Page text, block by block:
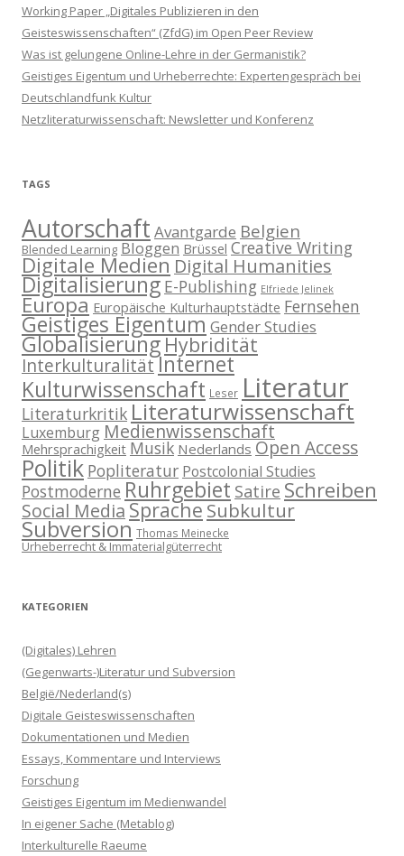
Working Paper „Digitales Publizieren in den
Geisteswissenschaften“ (ZfdG) im Open Peer Review
Was ist gelungene Online-Lehre in der Germanistik?
Geistiges Eigentum und Urheberrechte: Expertengespräch bei
Deutschlandfunk Kultur
Netzliteraturwissenschaft: Newsletter und Konferenz
TAGS
Autorschaft Avantgarde Belgien
Blended Learning Bloggen Brüssel Creative Writing
Digitale Medien Digital Humanities
Digitalisierung E-Publishing Elfriede Jelinek
Europa Europäische Kulturhauptstädte Fernsehen
Geistiges Eigentum Gender Studies
GlobalisierungHybridität
InterkulturalitätInternet
Kulturwissenschaft Leser Literatur
Literaturkritik Literaturwissenschaft
Luxemburg Medienwissenschaft
Mehrsprachigkeit Musik Nederlands Open Access
Politik Popliteratur Postcolonial Studies
Postmoderne Ruhrgebiet Satire Schreiben
Social MediaSpracheSubkultur
Subversion Thomas Meinecke
Urheberrecht & Immaterialgüterrecht
KATEGORIEN
(Digitales) Lehren
(Gegenwarts-)Literatur und Subversion
België/Nederland(s)
Digitale Geisteswissenschaften
Dokumentationen und Medien
Essays, Kommentare und Interviews
Forschung
Geistiges Eigentum im Medienwandel
In eigener Sache (Metablog)
Interkulturelle Raeume